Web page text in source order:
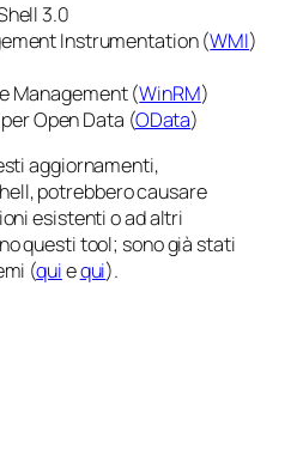
3.0
Instrumentation (WMI)
Management (WinRM)
Open Data (OData)
aggiornamenti,
potrebbero causare
esistenti o ad altri
questi tool; sono già stati
(quiequi).